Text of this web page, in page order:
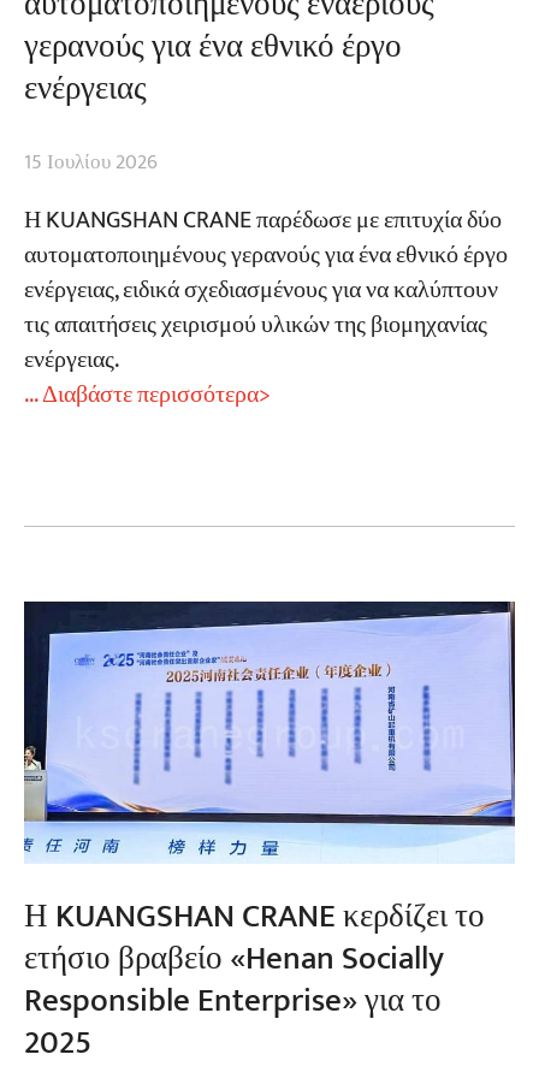
γερανούς για ένα εθνικό έργο
ενέργειας
15 Ιουλίου 2026
Η KUANGSHAN CRANE παρέδωσε με επιτυχία δύο
αυτοματοποιημένους γερανούς για ένα εθνικό έργο
ενέργειας, ειδικά σχεδιασμένους για να καλύπτουν
τις απαιτήσεις χειρισμού υλικών της βιομηχανίας
ενέργειας.
... Διαβάστε περισσότερα>
Η KUANGSHAN CRANE κερδίζει το
ετήσιο βραβείο «Henan Socially
Responsible Enterprise» για το
2025